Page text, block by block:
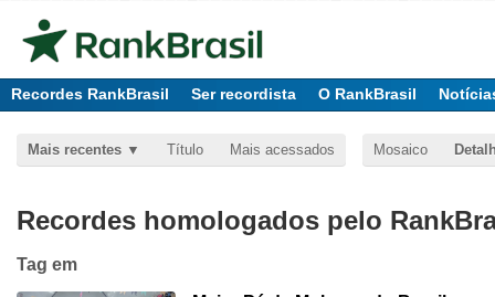
Recordes RankBrasil Ser recordista O RankBrasil
Mais recentes Título Mais acessados Mosaico
Recordes homologados pelo
Tag em